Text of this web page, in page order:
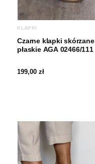
KLAPKI
Czarne klapki skórzane
płaskie AGA 02466/111
199,00zł